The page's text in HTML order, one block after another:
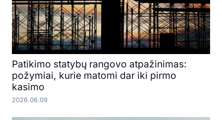
Patikimo statybų rangovo atpažinimas:
požymiai, kurie matomi dar iki pirmo
kasimo
2026.06.09